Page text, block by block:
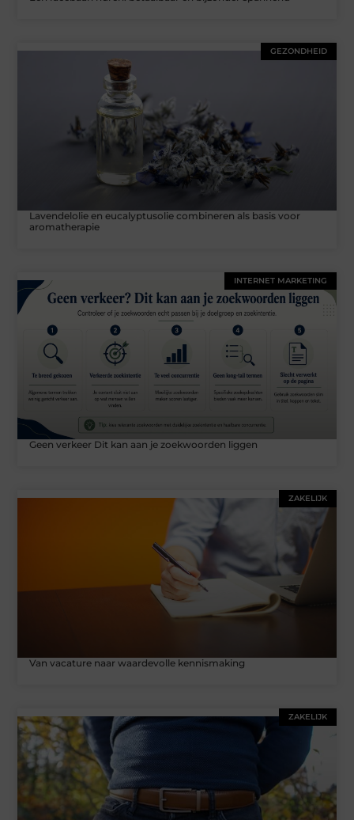
GEZONDHEID
Lavendelolie en eucalyptusolie combineren als basis voor
aromatherapie
INTERNET MARKETING
Geen verkeer Dit kan aan je zoekwoorden liggen
ZAKELIJK
Van vacature naar waardevolle kennismaking
ZAKELIJK